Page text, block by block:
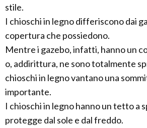
stile.
I chioschi in legno differiscono dai
copertura che possiedono.
Mentre i gazebo, infatti, hanno un
o, addirittura, ne sono totalmente
chioschi in legno vantano una
importante.
I chioschi in legno hanno un tetto a
protegge dal sole e dal freddo.